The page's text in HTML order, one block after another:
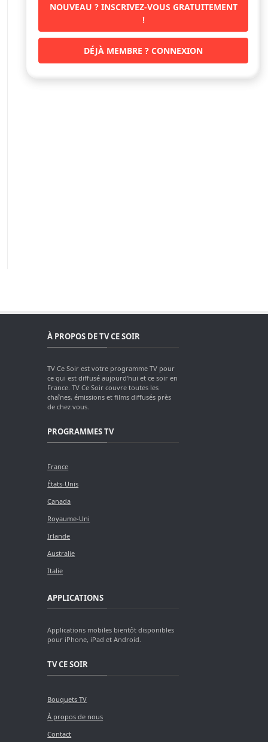
NOUVEAU ? INSCRIVEZ-VOUS GRATUITEMENT
!
DÉJÀ MEMBRE ? CONNEXION
À PROPOS DE TV CE SOIR
TV Ce Soir est votre programme TV pour
ce qui est diffusé aujourd'hui et ce soir en
France. TV Ce Soir couvre toutes les
chaînes, émissions et films diffusés près
de chez vous.
PROGRAMMES TV
France
États-Unis
Canada
Royaume-Uni
Irlande
Australie
Italie
APPLICATIONS
Applications mobiles bientôt disponibles
pour iPhone, iPad et Android.
TV CE SOIR
Bouquets TV
À propos de nous
Contact